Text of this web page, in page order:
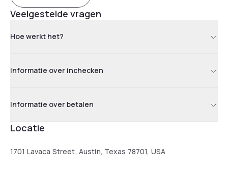
Veelgestelde vragen
Hoe werkt het?
Informatie over inchecken
Informatie over betalen
Locatie
1701 Lavaca Street, Austin, Texas 78701, USA